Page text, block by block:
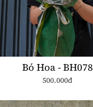
Bó Hoa - BH078
500.000đ